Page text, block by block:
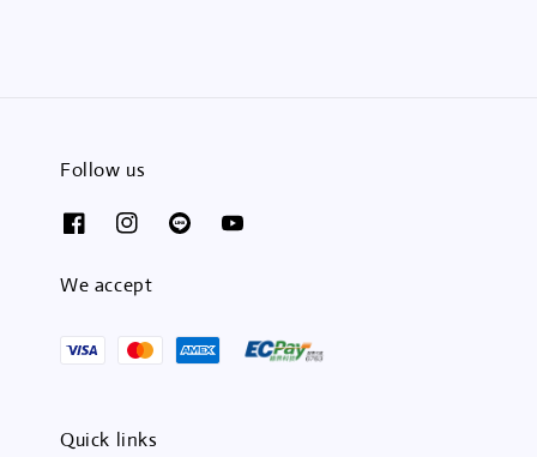
Follow us
We accept
Quick links